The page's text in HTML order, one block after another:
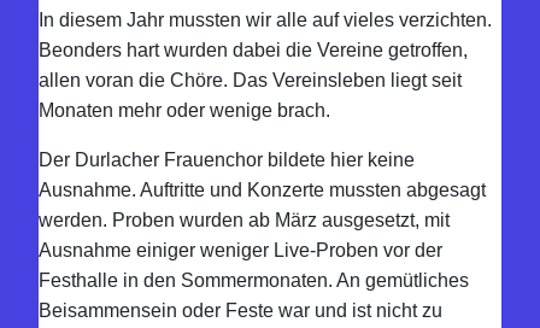
In diesem Jahr mussten wir alle auf vieles verzichten.
Beonders hart wurden dabei die Vereine getroffen,
allen voran die Chöre. Das Vereinsleben liegt seit
Monaten mehr oder wenige brach.
Der Durlacher Frauenchor bildete hier keine
Ausnahme. Auftritte und Konzerte mussten abgesagt
werden. Proben wurden ab März ausgesetzt, mit
Ausnahme einiger weniger Live-Proben vor der
Festhalle in den Sommermonaten. An gemütliches
Beisammensein oder Feste war und ist nicht zu